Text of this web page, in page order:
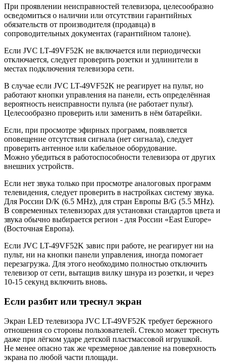
При проявлении неисправностей телевизора, целесообразно
осведомиться о наличии или отсутствии гарантийных
обязательств от производителя (продавца) в
сопроводительных документах (гарантийном талоне).
Если JVC LT-49VF52K не включается или периодически
отключается, следует проверить розетки и удлинители в
местах подключения телевизора сети.
В случае если JVC LT-49VF52K не реагирует на пульт, но
работают кнопки управления на панели, есть определённая
вероятность неисправности пульта (не работает пульт).
Целесообразно проверить или заменить в нём батарейки.
Если, при просмотре эфирных программ, появляется
оповещение отсутствия сигнала (нет сигнала), следует
проверить антенное или кабельное оборудование.
Можно убедиться в работоспособности телевизора от других
внешних устройств.
Если нет звука только при просмотре аналоговых программ
телевидения, следует проверить в настройках систему звука.
Для России D/K (6.5 MHz), для стран Европы B/G (5.5 MHz).
В современных телевизорах для установки стандартов цвета и
звука обычно выбирается регион - для России «East Europe»
(Восточная Европа).
Если JVC LT-49VF52K завис при работе, не реагирует ни на
пульт, ни на кнопки панели управления, иногда помогает
перезагрузка. Для этого необходимо полностью отключить
телевизор от сети, вытащив вилку шнура из розетки, и через
10-15 секунд включить вновь.
Если разбит или треснул экран
Экран LED телевизора JVC LT-49VF52K требует бережного
отношения со стороны пользователей. Стекло может треснуть
даже при лёгком ударе детской пластмассовой игрушкой.
Не менее опасно так же чрезмерное давление на поверхность
экрана по любой части площади.